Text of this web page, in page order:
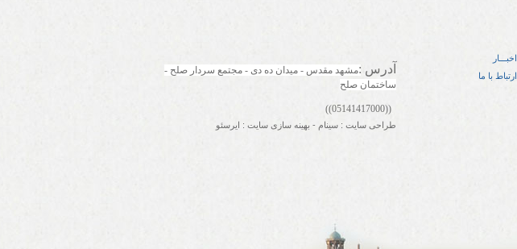
اخبـــار
ارتباط با ما آدرس :
ساختمان صلح
((05141417000))
طراحی سایت : سینام - بهینه سازی سایت : ایرسئو